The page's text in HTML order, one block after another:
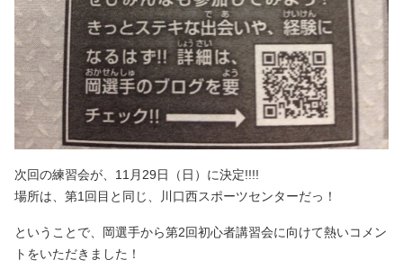
次回の練習会が、11月29日（日）に決定!!!!
場所は、第1回目と同じ、川口西スポーツセンターだっ！
ということで、岡選手から第2回初心者講習会に向けて熱いコメン
トをいただきました！